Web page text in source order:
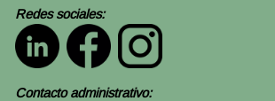
Redes sociales:
Contacto administrativo: